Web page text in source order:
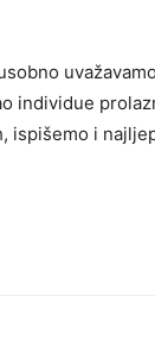
individue
ispišemo i